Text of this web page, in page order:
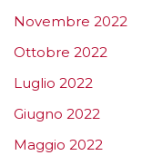
Novembre 2022
Ottobre 2022
Luglio 2022
Giugno 2022
Maggio 2022